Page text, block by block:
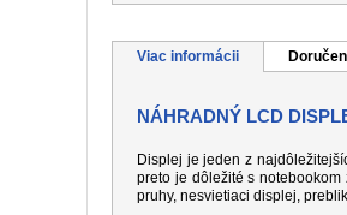
Viac informácii
NÁHRADNÝ LCD
Displej je jeden z
preto je dôležité s
pruhy, nesvietiaci displej,